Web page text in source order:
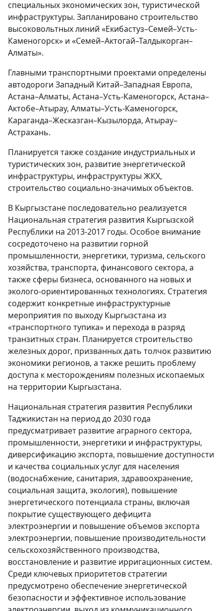
специальных экономических зон, туристической
инфраструктуры. Запланировано строительство
высоковольтных линий «Екибастуз–Семей–Усть-
Каменогорск» и «Семей–Актогай–Талдыкорган–
Алматы».
Главными транспортными проектами определены
автодороги Западный Китай–Западная Европа,
Астана–Алматы, Астана–Усть-Каменогорск, Астана–
Актобе–Атырау, Алматы–Усть-Каменогорск,
Караганда–Жесказган–Кызылорда, Атырау–
Астрахань.
Планируется также создание индустриальных и
туристических зон, развитие энергетической
инфраструктуры, инфраструктуры ЖКХ,
строительство социально-значимых объектов.
В Кыргызстане последовательно реализуется
Национальная стратегия развития Кыргызской
Республики на 2013-2017 годы. Особое внимание
сосредоточено на развитии горной
промышленности, энергетики, туризма, сельского
хозяйства, транспорта, финансового сектора, а
также сферы бизнеса, основанного на новых и
эколого-ориентированных технологиях. Стратегия
содержит конкретные инфраструктурные
мероприятия по выходу Кыргызстана из
«транспортного тупика» и перехода в разряд
транзитных стран. Планируется строительство
железных дорог, призванных дать толчок развитию
экономики регионов, а также решить проблему
доступа к месторождениям полезных ископаемых
на территории Кыргызстана.
Национальная стратегия развития Республики
Таджикистан на период до 2030 года
предусматривает развитие аграрного сектора,
промышленности, энергетики и инфраструктуры,
диверсификацию экспорта, повышение доступности
и качества социальных услуг для населения
(водоснабжение, санитария, здравоохранение,
социальная защита, экология), повышение
энергетического потенциала страны, включая
покрытие существующего дефицита
электроэнергии и повышение объемов экспорта
электроэнергии, повышение производительности
сельскохозяйственного производства,
восстановление и развитие ирригационных систем.
Среди ключевых приоритетов стратегии
предусмотрено обеспечение энергетической
безопасности и эффективное использование